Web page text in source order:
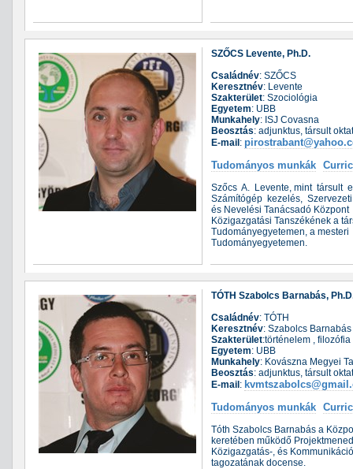
SZŐCS Levente, Ph.D.
Családnév: SZŐCS
Keresztnév: Levente
Szakterület: Szociológia
Egyetem: UBB
Munkahely: ISJ Covasna
Beosztás: adjunktus, társult
E-mail :
Tudományos munkák
Szőcs A. Levente, mint társult
Számítógép kezelés,
és Nevelési Tanácsadó
Közigazgatási Tanszékének a
Tudományegyetemen, a
Tudományegyetemen.
TÓTH Szabolcs Barnabás,
Családnév: TÓTH
Keresztnév: Szabolcs Barnabás
Szakterület:történelem , filozófia
Egyetem: UBB
Munkahely: Kovászna Megyei
Beosztás: adjunktus, társult
E-mail :
Tudományos munkák
Tóth Szabolcs Barnabás a
keretében működő
Közigazgatás-, és
tagozatának docense.